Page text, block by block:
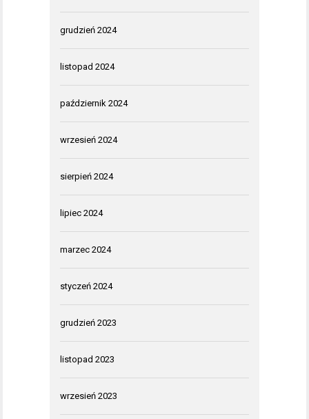
grudzień 2024
listopad 2024
październik 2024
wrzesień 2024
sierpień 2024
lipiec 2024
marzec 2024
styczeń 2024
grudzień 2023
listopad 2023
wrzesień 2023